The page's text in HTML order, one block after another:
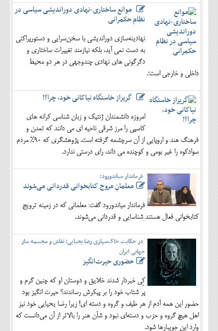
موانع ساختاری-نهادی دوراندیشی سیاسی در
نظام حکمرانی
نهادینه‌سازی دوراندیشی با سخن‌سرایی و دستورپراکنی
به دست نمی آید، بلکه نیازمند تغییرات ساختاری و
دگرگونی های نهادی چندوجهی در هر دو محیط
داخلی و خارجی است؛.
گریزاز خاستگاه نیاکانی خود، چرا؟!
امروزه دانشمندان ژنتیک و زبان شناسی کرانه های
کاسپی را مرز شرقی ناحیه ای می دانند که تمدن و
فرهنگ هند و اروپایی از آن سرچشمه گرفته است. پژوهشگری که 90% مردم
سوادکوه را غیر بومی و کوچنده می داند، رای درستی ندارد.
فرماندار میاندورود:
معلمانِ مروج کتابخوانی قدردانی می‌شوند
فرماندار میاندورود گفت: معلمانی که در زمینه ترویج
کتابخوانی فعال هستند شناسایی و قدردانی می‌شوند.
در حکایت خاک‌سپاری رضا یحیایی؛ نقاش و مجسمه ساز
جهانی ایران
حضوری حیرت‌انگیز
کِی خبردار شدند خلایق و دوستان او که چنین گرم و
پر شتاب خود را بر پیکرش رساندند؟ حیرت انگیز بود
حضور این همه آدم از هر طیف و گروه و دسته ای! زیرا رضا یحیایی خود نیز
اهل هیچ گروه و حزب و دسته‌ای نبود و شأن هنر را بالاتر از آن می‌دانست که
وارد این جویبارها شود.